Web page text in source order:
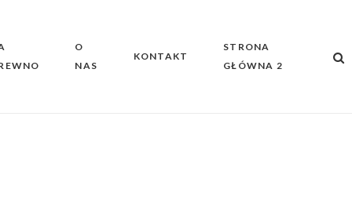
O
NAS
KONTAKT
STRONA
GŁÓWNA 2